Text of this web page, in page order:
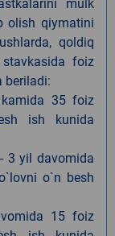
mulk
olish qiymatini
qoldiq
foiz
beriladi:
35 foiz
ish kunida
3 yil davomida
o`n besh
15 foiz